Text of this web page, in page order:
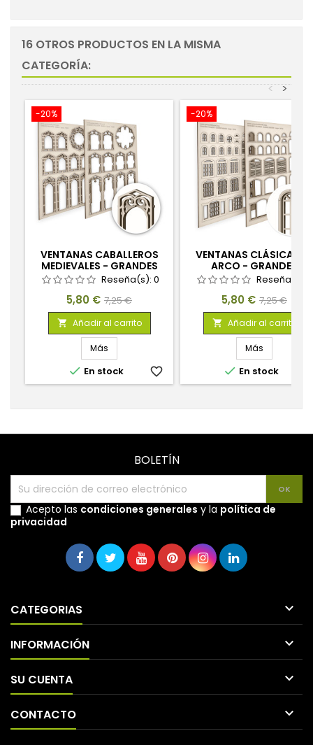
16 OTROS PRODUCTOS EN LA MISMA
CATEGORÍA:
>
<
-20%
VENTANAS CABALLEROS
MEDIEVALES - GRANDES
Reseña(s): 0
Precio
5,80 € Precio
base
7,25 €
 Añadir al carrito
Más
 En stock favorite_border
-20%
VENTANAS CLÁSICAS EN
ARCO - GRANDES
Reseña(s):
Precio
5,80 € Precio
base
7,25 €
 Añadir al carrito
Más
 En stock
BOLETÍN
Acepto las condiciones generales y la política de
privacidad
CATEGORIAS 
INFORMACIÓN 
SU CUENTA 
CONTACTO 